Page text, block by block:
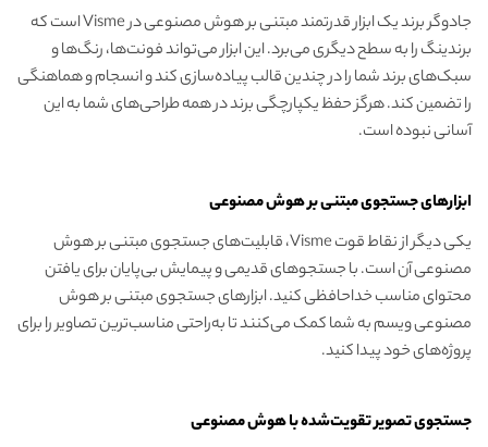
جادوگر برند یک ابزار قدرتمند مبتنی بر هوش مصنوعی در Visme است که
برندینگ را به سطح دیگری می‌برد. این ابزار می‌تواند فونت‌ها، رنگ‌ها و
سبک‌های برند شما را در چندین قالب پیاده‌سازی کند و انسجام و هماهنگی
را تضمین کند. هرگز حفظ یکپارچگی برند در همه طراحی‌های شما به این
آسانی نبوده است.
ابزارهای جستجوی مبتنی بر هوش مصنوعی
یکی دیگر از نقاط قوت Visme، قابلیت‌های جستجوی مبتنی بر هوش
مصنوعی آن است. با جستجوهای قدیمی و پیمایش بی‌پایان برای یافتن
محتوای مناسب خداحافظی کنید. ابزارهای جستجوی مبتنی بر هوش
مصنوعی ویسم به شما کمک می‌کنند تا به‌راحتی مناسب‌ترین تصاویر را برای
پروژه‌های خود پیدا کنید.
جستجوی تصویر تقویت‌شده با هوش مصنوعی